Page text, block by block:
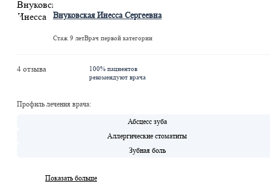
Внуковская Инесса Сергеевна
Стаж 9 летВрач первой категории
4 отзыва
100% пациентов
рекомендуют врача
Профиль лечения врача:
Абсцесс зуба
Аллергические стоматиты
Зубная боль
Показать больше